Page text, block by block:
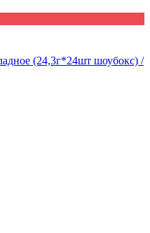
(24,3г*24шт шоубокс) /